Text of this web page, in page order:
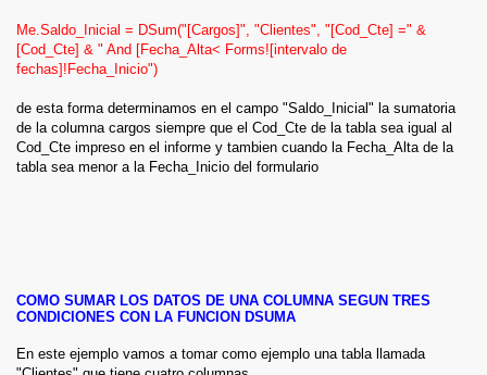
Me.Saldo_Inicial = DSum("[Cargos]", "Clientes", "[Cod_Cte] =" &
[Cod_Cte] & " And [Fecha_Alta< Forms![intervalo de
fechas]!Fecha_Inicio")
de esta forma determinamos en el campo "Saldo_Inicial" la sumatoria
de la columna cargos siempre que el Cod_Cte de la tabla sea igual al
Cod_Cte impreso en el informe y tambien cuando la Fecha_Alta de la
tabla sea menor a la Fecha_Inicio del formulario
COMO SUMAR LOS DATOS DE UNA COLUMNA SEGUN TRES
CONDICIONES CON LA FUNCION DSUMA
En este ejemplo vamos a tomar como ejemplo una tabla llamada